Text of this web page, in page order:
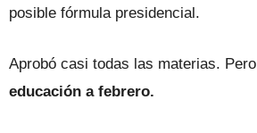
posible fórmula presidencial.
Aprobó casi todas las materias. Pero
educación a febrero.